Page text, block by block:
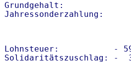
Grundgehalt:
Lohnsteuer:           -
Solidaritätszuschlag: -